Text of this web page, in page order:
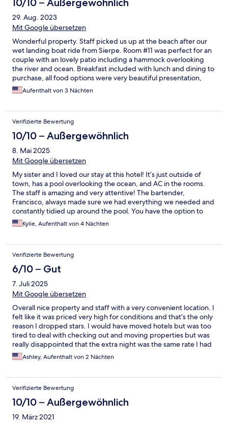
10/10 – Außergewöhnlich
29. Aug. 2023
Mit Google übersetzen
Wonderful property. Staff picked us up at the beach after our
wet landing boat ride from Sierpe. Room #11 was perfect for an
couple with an lovely patio including a hammock overlooking
the river and ocean. Breakfast included with lunch and dining to
purchase, all food options were very beautiful presentation,
delicious and reasonably priced. Property is well kept with
beautiful landscape and steps to the beach. A mile w allow into
You can also rent a ATV. Staff was all very friendly and made sure
we were prepared for our tours. Highly recommend and would
definitely stay here again if in the area.
Aufenthalt von 3 Nächten
Verifizierte Bewertung
10/10 – Außergewöhnlich
8. Mai 2025
Mit Google übersetzen
My sister and I loved our stay at this hotel! It’s just outside of
town, has a pool overlooking the ocean, and AC in the rooms.
The staff is amazing and very attentive! The bartender,
Francisco, always made sure we had everything we needed and
constantly tidied up around the pool. You have the option to
pay additional to eat lunch or dinner at the hotel. We chose to
walk into town. They can also help you to call a taxi, but
through the hotel and it was very easy to walk down to the
beach to get on the boat. This was the best diving I’ve ever
done - seeing turtles, reef sharks, stingrays and beautiful fish!
We also saw lots of wildlife right from our balcony.
Kylie, Aufenthalt von 4 Nächten
Verifizierte Bewertung
6/10 – Gut
7. Juli 2025
Mit Google übersetzen
Overall nice property and staff with a very convenient location. I
felt like it was priced very high for conditions and that’s the only
reason I dropped stars. I would have moved hotels but was too
tired to deal with checking out and moving properties but was
really disappointed that the extra night was the same rate I had
paid on Expedia . Only other complaint is this was the only hotel
on our whole trip that somehow didn’t charge me directly
desk which made me feel uneasy. Nothing bad has happened
with my cc info though, but I’m not accustomed to this practice
and it made me uneasy.
Ashley, Aufenthalt von 2 Nächten
Verifizierte Bewertung
10/10 – Außergewöhnlich
19. März 2021